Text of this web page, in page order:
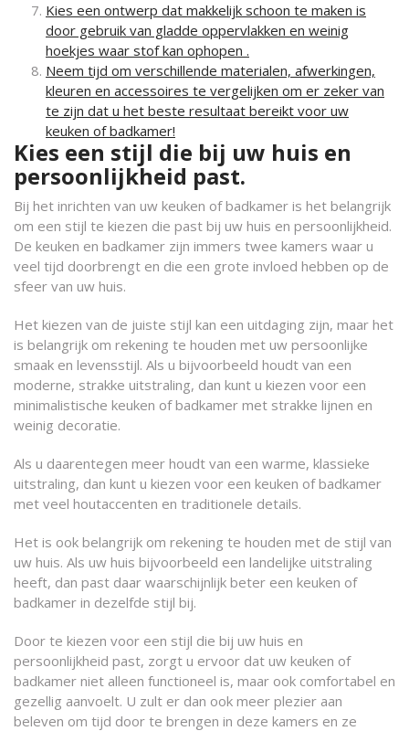
Kies een ontwerp dat makkelijk schoon te maken is
door gebruik van gladde oppervlakken en weinig
hoekjes waar stof kan ophopen .
Neem tijd om verschillende materialen, afwerkingen,
kleuren en accessoires te vergelijken om er zeker van
te zijn dat u het beste resultaat bereikt voor uw
keuken of badkamer!
Kies een stijl die bij uw huis en
persoonlijkheid past.
Bij het inrichten van uw keuken of badkamer is het belangrijk
om een stijl te kiezen die past bij uw huis en persoonlijkheid.
De keuken en badkamer zijn immers twee kamers waar u
veel tijd doorbrengt en die een grote invloed hebben op de
sfeer van uw huis.
Het kiezen van de juiste stijl kan een uitdaging zijn, maar het
is belangrijk om rekening te houden met uw persoonlijke
smaak en levensstijl. Als u bijvoorbeeld houdt van een
moderne, strakke uitstraling, dan kunt u kiezen voor een
minimalistische keuken of badkamer met strakke lijnen en
weinig decoratie.
Als u daarentegen meer houdt van een warme, klassieke
uitstraling, dan kunt u kiezen voor een keuken of badkamer
met veel houtaccenten en traditionele details.
Het is ook belangrijk om rekening te houden met de stijl van
uw huis. Als uw huis bijvoorbeeld een landelijke uitstraling
heeft, dan past daar waarschijnlijk beter een keuken of
badkamer in dezelfde stijl bij.
Door te kiezen voor een stijl die bij uw huis en
persoonlijkheid past, zorgt u ervoor dat uw keuken of
badkamer niet alleen functioneel is, maar ook comfortabel en
gezellig aanvoelt. U zult er dan ook meer plezier aan
beleven om tijd door te brengen in deze kamers en ze